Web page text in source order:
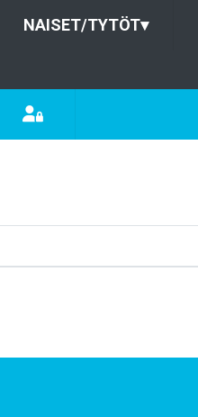
NAISET/TYTÖT▾